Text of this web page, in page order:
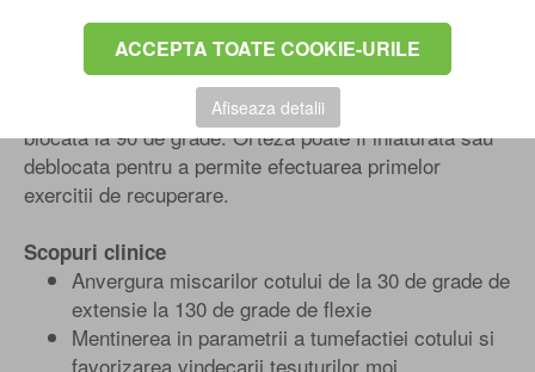
ACCEPTA TOATE COOKIE-URILE
Afiseaza detalii
In prima saptamana post-operatorie, pacientul va avea
membrul operat imobilizat intr-o atela de cot, pe care o
va purta in permanenta. Dupa prima saptamana,
pacientul va purta o atela de cot sau o orteza de cot,
blocata la 90 de grade. Orteza poate fi inlaturata sau
deblocata pentru a permite efectuarea primelor
exercitii de recuperare.
Scopuri clinice
Anvergura miscarilor cotului de la 30 de grade de
extensie la 130 de grade de flexie
Mentinerea in parametrii a tumefactiei cotului si
favorizarea vindecarii tesuturilor moi